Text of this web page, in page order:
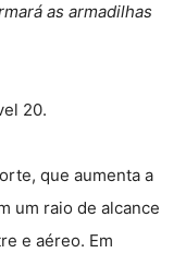
as armadilhas
20.
que aumenta a
um raio de alcance
e aéreo. Em